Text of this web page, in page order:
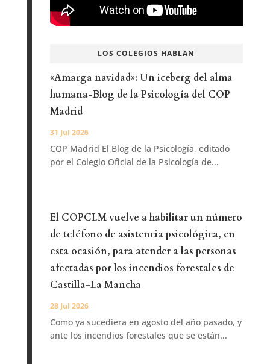
LOS COLEGIOS HABLAN
«Amarga navidad»: Un iceberg del alma
humana-Blog de la Psicología del COP
Madrid
31 Jul 2026
COP Madrid El Blog de la Psicología, editado
por el Colegio Oficial de la Psicología de...
El COPCLM vuelve a habilitar un número
de teléfono de asistencia psicológica, en
esta ocasión, para atender a las personas
afectadas por los incendios forestales de
Castilla-La Mancha
28 Jul 2026
Como ya sucediera en agosto del año pasado, y
ante los incendios forestales que se están...